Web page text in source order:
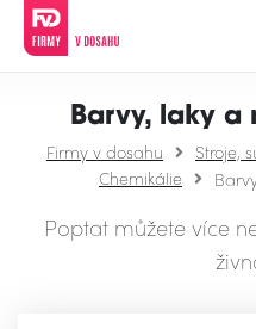
Barvy, laky a
Firmy v dosahu
Stroje,
Chemikálie
Poptat můžete více